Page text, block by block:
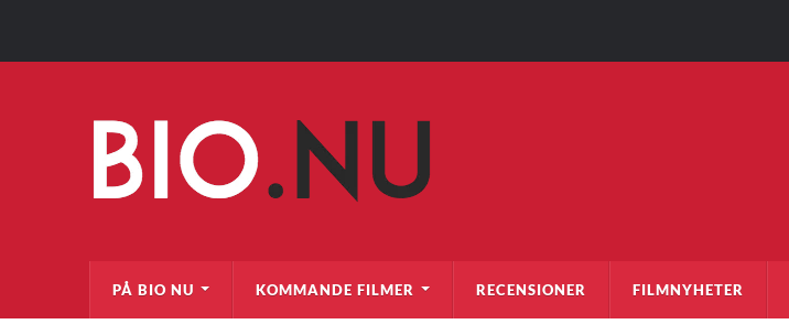
PÅ BIO NU KOMMANDE FILMER RECENSIONER FILMNYHETER